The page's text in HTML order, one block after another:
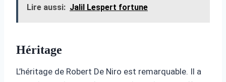
Lire aussi: Jalil Lespert fortune
Héritage
L’héritage de Robert De Niro est remarquable. Il a